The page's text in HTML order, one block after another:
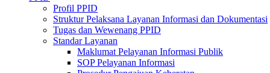
Profil PPID
Struktur Pelaksana Layanan Informasi dan Dokumentasi
Tugas dan Wewenang PPID
Standar Layanan
Maklumat Pelayanan Informasi Publik
SOP Pelayanan Informasi